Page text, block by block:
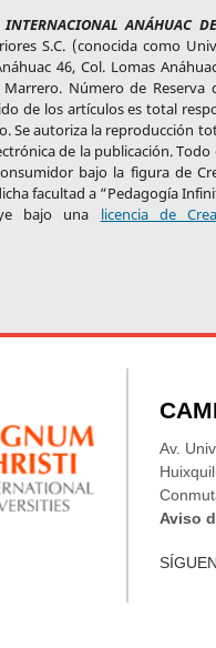
ANÁHUAC
S.C. (conocida como
46, Col. Lomas
Número de Reserva
de los artículos es total
Se autoriza la reproducción
de la publicación.
bajo la figura de
facultad a “Pedagogía
bajo una licencia de
Av.
Aviso